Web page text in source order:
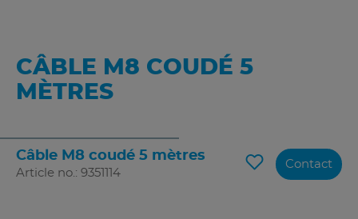
CÂBLE M8 COUDÉ 5
MÈTRES
Câble M8 coudé 5 mètres
Article no.: 9351114
Contact